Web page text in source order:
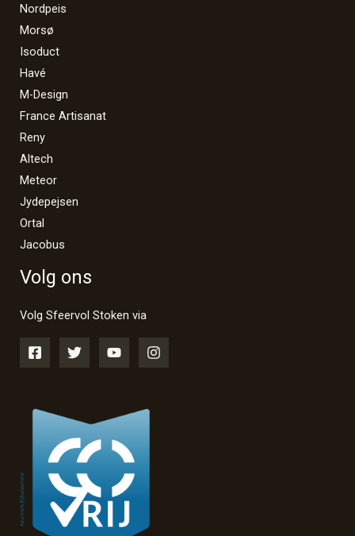
Nordpeis
Morsø
Isoduct
Havé
M-Design
France Artisanat
Reny
Altech
Meteor
Jydepejsen
Ortal
Jacobus
Volg ons
Volg Sfeervol Stoken via